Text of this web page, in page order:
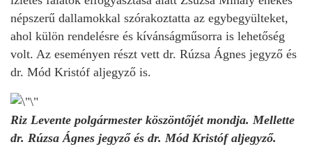
népszerű dallamokkal szórakoztatta az egybegyülteket,
ahol külön rendelésre és kívánságműsorra is lehetőség
volt. Az eseményen részt vett dr. Rúzsa Ágnes jegyző és
dr. Mód Kristóf aljegyző is.
Riz Levente polgármester köszöntőjét mondja. Mellette
dr. Rúzsa Ágnes jegyző és dr. Mód Kristóf aljegyző.